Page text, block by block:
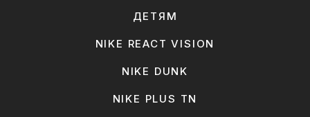
ДЕТЯМ
NIKE REACT VISION
NIKE DUNK
NIKE PLUS TN